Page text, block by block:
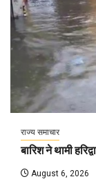
राज्य समाचार
बारिश ने थामी
August 6, 2026